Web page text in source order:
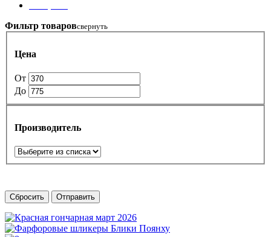
Фильтр товаровсвернуть
Цена
От
До
Производитель
Сбросить Отправить